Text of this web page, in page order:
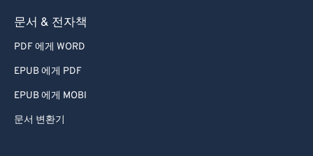
문서 & 전자책
PDF 에게 WORD
EPUB 에게 PDF
EPUB 에게 MOBI
문서 변환기